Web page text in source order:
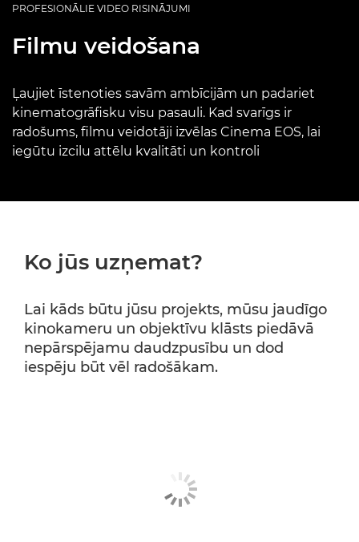
PROFESIONĀLIE VIDEO RISINĀJUMI
Filmu veidošana
Ļaujiet īstenoties savām ambīcijām un padariet
kinematogrāfisku visu pasauli. Kad svarīgs ir
radošums, filmu veidotāji izvēlas Cinema EOS, lai
iegūtu izcilu attēlu kvalitāti un kontroli
Ko jūs uzņemat?
Lai kāds būtu jūsu projekts, mūsu jaudīgo
kinokameru un objektīvu klāsts piedāvā
nepārspējamu daudzpusību un dod
iespēju būt vēl radošākam.